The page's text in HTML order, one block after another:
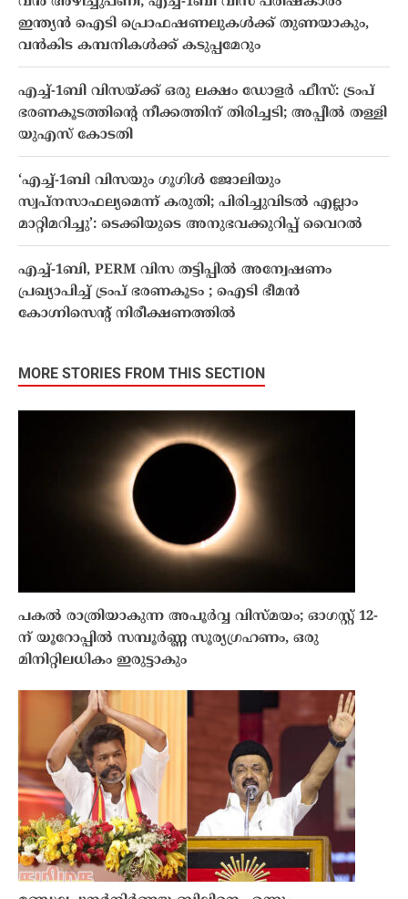
ഇന്ത്യൻ ഐടി പ്രൊഫഷണലുകൾക്ക് തുണയാകും,
വൻകിട കമ്പനികൾക്ക് കടുപ്പമേറും
എച്ച്-1ബി വിസയ്ക്ക് ഒരു ലക്ഷം ഡോളർ ഫീസ്: ട്രംപ്
ഭരണകൂടത്തിന്റെ നീക്കത്തിന് തിരിച്ചടി; അപ്പീൽ തള്ളി
യുഎസ് കോടതി
‘എച്ച്-1ബി വിസയും ഗൂഗിൾ ജോലിയും
സ്വപ്നസാഫല്യമെന്ന് കരുതി; പിരിച്ചുവിടൽ എല്ലാം
മാറ്റിമറിച്ചു’: ടെക്കിയുടെ അനുഭവക്കുറിപ്പ് വൈറൽ
എച്ച്-1ബി, PERM വിസ തട്ടിപ്പിൽ അന്വേഷണം
പ്രഖ്യാപിച്ച് ട്രംപ് ഭരണകൂടം ; ഐടി ഭീമൻ
കോഗ്നിസെൻ്റ് നിരീക്ഷണത്തിൽ
MORE STORIES FROM THIS SECTION
പകൽ രാത്രിയാകുന്ന അപൂർവ്വ വിസ്മയം; ഓഗസ്റ്റ് 12-
ന് യൂറോപ്പിൽ സമ്പൂർണ്ണ സൂര്യഗ്രഹണം, ഒരു
മിനിറ്റിലധികം ഇരുട്ടാകും